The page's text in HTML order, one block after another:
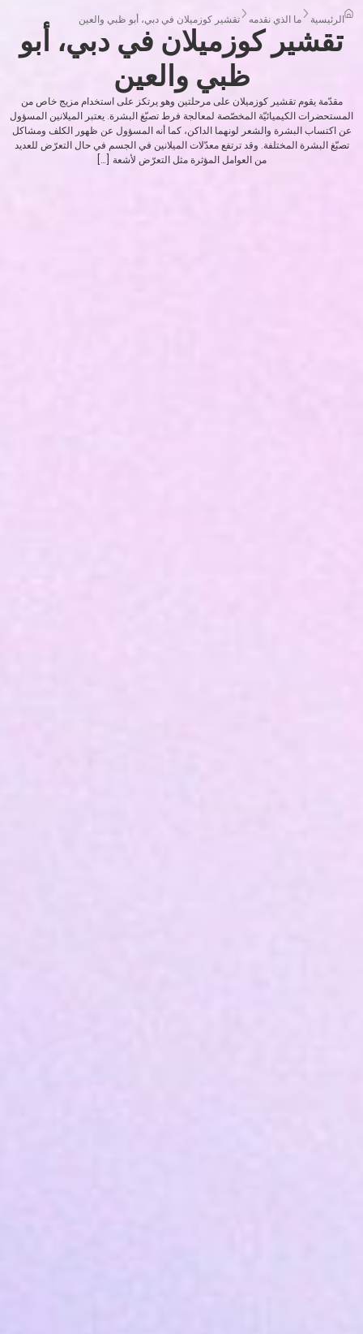
الرئيسية ما الذي نقدمه تقشير كوزميلان في دبي، أبو ظبي والعين
تقشير كوزميلان في دبي، أبو
ظبي والعين
مقدّمة يقوم تقشير كوزميلان على مرحلتين وهو يرتكز على استخدام مزيج خاص من
المستحضرات الكيميائيّة المخصّصة لمعالجة فرط تصبّغ البشرة. يعتبر الميلانين المسؤول
عن اكتساب البشرة والشعر لونهما الداكن، كما أنه المسؤول عن ظهور الكلف ومشاكل
تصبّغ البشرة المختلفة. وقد ترتفع معدّلات الميلانين في الجسم في حال التعرّض للعديد
من العوامل المؤثرة مثل التعرّض لأشعة […]